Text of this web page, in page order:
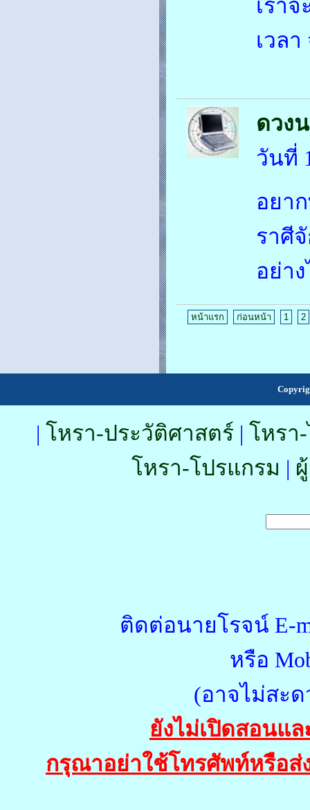
เรา
เวลา
ดวง
วันที่
อยา
ราศี
อย่าง
หน้าแรก ก่อนหน้า 1 2
| โหรา-ประวัติศาสตร์ | โหรา
โหรา-โปรแกรม |
ติดต่อนายโรจน์ E-
หรือ
(อาจไม่สะด
ยังไม่เปิดสอนแ
กรุณาอย่าใช้โทรศัพท์หรือส่